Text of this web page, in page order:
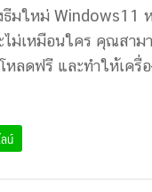
ธีมใหม่ Windows11
ไม่เหมือนใคร คุณสาม
หลดฟรี และทำให้เครื่
น์